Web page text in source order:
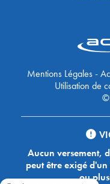
Mentions Légales-
Utilisation de
Aucun versement,
peut être exigé
ou